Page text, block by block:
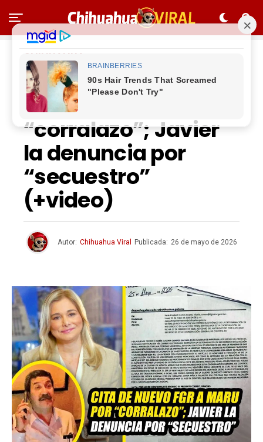
CHIHUAHUA
Cita de nuevo FGR a
Maru por
“corralazo”; Javier
la denuncia por
“secuestro”
(+video)
Autor: Chihuahua Viral Publicada: 26 de mayo de 2026